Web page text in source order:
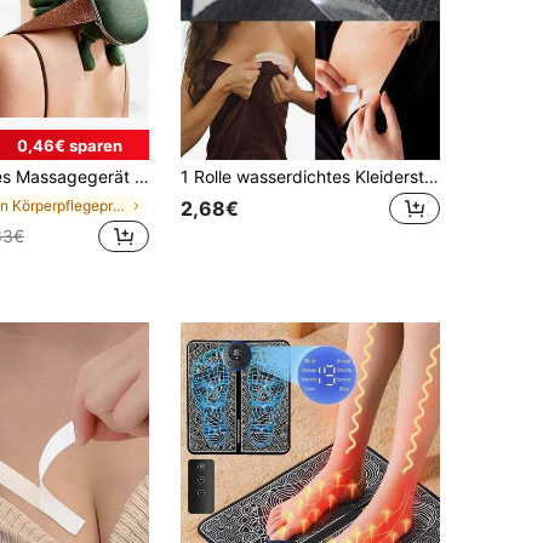
0,46€ sparen
Rücken und Bein, kabelloser Betrieb, langanhaltend Kunststoff-Massager, USB aufladbar, ideal für die Büronutzung, perfektes Geschenk für Eltern, Selbstpflege
in Körperpflegeprodukte – Unverzichtbar Körperpfle
1 Rolle wasserdichtes Kleiderstoff-Klebeband, doppelseitig, unsichtbar, Körperkleber für BH-Träger, transparentes Wäsche-Klebeband, Hochzeit
2,68€